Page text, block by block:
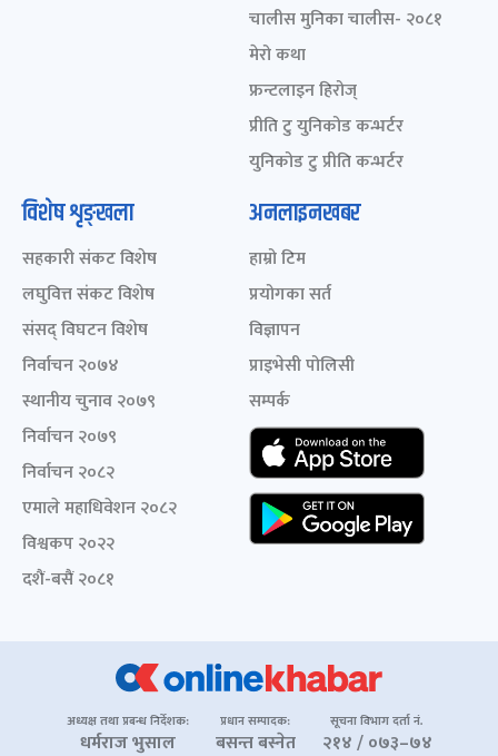
चालीस मुनिका चालीस- २०८१
मेरो कथा
फ्रन्टलाइन हिरोज्
प्रीति टु युनिकोड कन्भर्टर
युनिकोड टु प्रीति कन्भर्टर
विशेष शृङ्खला
सहकारी संकट विशेष
लघुवित्त संकट विशेष
संसद् विघटन विशेष
निर्वाचन २०७४
स्थानीय चुनाव २०७९
निर्वाचन २०७९
निर्वाचन २०८२
एमाले महाधिवेशन २०८२
विश्वकप २०२२
दशैं-बसैं २०८१
अनलाइनखबर
हाम्रो टिम
प्रयोगका सर्त
विज्ञापन
प्राइभेसी पोलिसी
सम्पर्क
अध्यक्ष तथा प्रबन्ध निर्देशक:
धर्मराज भुसाल
प्रधान सम्पादक:
बसन्त बस्नेत
सूचना विभाग दर्ता नं.
२१४ / ०७३–७४